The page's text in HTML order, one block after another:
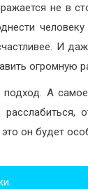
не в
И
огромную
подход. А
расслабиться,
он будет